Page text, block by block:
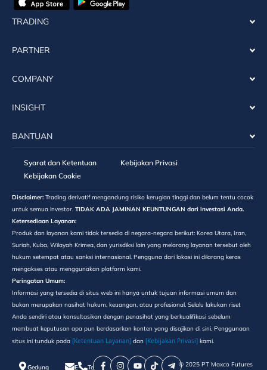
TRADING
PARTNER
COMPANY
INSIGHT
BANTUAN
Syarat dan Ketentuan
Kebijakan Privasi
Kebijakan Cookie
Disclaimer: Trading derivatif mengandung risiko kerugian tinggi dan belum tentu cocok
untuk semua investor. TIDAK ADA JAMINAN KEUNTUNGAN dari investasi Anda.
Ketersediaan Layanan:
Produk dan layanan kami tidak tersedia di negara-negara berikut: Korea Utara, Iran,
Suriah, Kuba, Wilayah Krimea, dan yurisdiksi lain yang melarang layanan tersebut oleh
hukum setempat atau sanksi internasional. Pengguna dari lokasi ini dilarang keras
mengakses atau menggunakan platform kami.
Peringatan Umum:
Informasi yang tersedia di situs web ini hanya untuk tujuan informasi umum dan
bukan merupakan nasihat hukum, keuangan, atau profesional. Selalu lakukan riset
Anda sendiri atau konsultasikan dengan penasihat yang berkualifikasi sebelum
membuat keputusan apa pun berdasarkan konten yang disajikan di sini. Penggunaan
situs ini tunduk pada [Ketentuan Layanan] dan [Kebijakan Privasi] kami.
Gedung E- Telepon ©️ 2025 PT Maxco Futures